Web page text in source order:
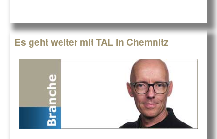
Es geht weiter mit TAL in Chemnitz